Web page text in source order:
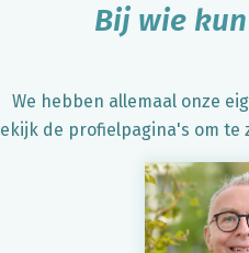
Bij wie
We hebben allemaal onze
de profielpagina's om te